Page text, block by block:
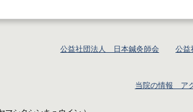
公益社団法人 日本鍼灸師会 公益
当院の情報 ア